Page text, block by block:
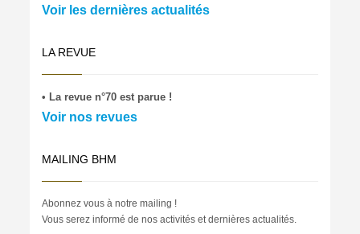
Voir les dernières actualités
LA REVUE
• La revue n°70 est parue !
Voir nos revues
MAILING BHM
Abonnez vous à notre mailing !
Vous serez informé de nos activités et dernières actualités.